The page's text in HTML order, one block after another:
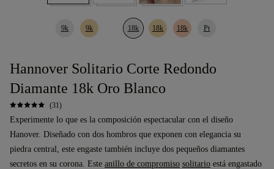
9k 9k 18k 18k 18k Pt
Hannover Solitario Corte Redondo
Diamante 18k Oro Blanco
(31)
Experimente lo que es la composición espectacular con el diseño
Hanover. Diseñado con dos hombros que exponen con elegancia su
piedra central, este engaste también incluye dos pequeños diamantes
secretos en su corona. Este anillo de compromiso solitario está engastado